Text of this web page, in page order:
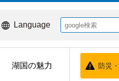
Language
湖国の魅力 防災